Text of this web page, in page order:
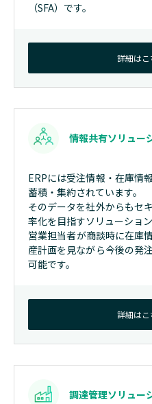
（SFA） です。
詳細はこ
情報共有ソリュー
ERPには受注情報・在庫情
蓄積・集約されています。
そのデータを社外からもセ
率化を目指すソリューション
営業担当者が商談時に在庫
産計画を見ながら今後の発
可能です。
詳細はこ
調達管理ソリュー